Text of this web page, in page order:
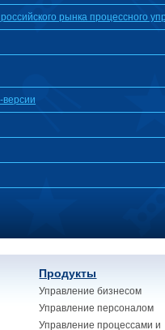
рынка процессного
Продукты
Управление бизнесом
Управление персоналом
Управление процессами и